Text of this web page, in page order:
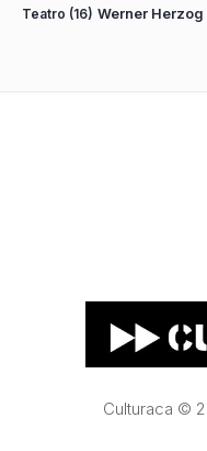
Teatro (16) Werner Herzog
Culturaca ©